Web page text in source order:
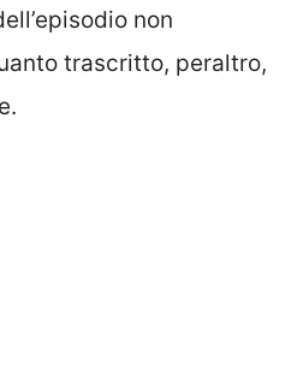
non
trascritto, peraltro,